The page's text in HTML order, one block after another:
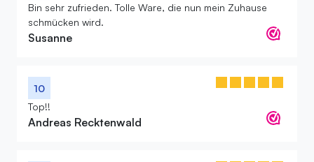
Bin sehr zufrieden. Tolle Ware, die nun mein Zuhause
schmücken wird.
Susanne
10
Top!!
Andreas Recktenwald